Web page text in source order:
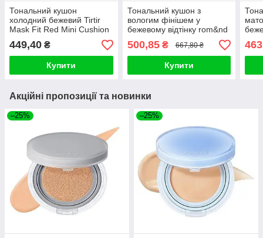
Тональний кушон
холодний бежевий Tirtir
Mask Fit Red Mini Cushion
27C Cool Beige 4.5 гр
449,40 ₴
Купити
Тональний кушон з
вологим фінішем у
бежевому відтінку rom&nd
Bare Water Cushion 04
Beige 23 SPF38 PA
500,85₴ 667,80 ₴
Купити
Nu
23
Акційні пропозиції та новинки
–25% –25%